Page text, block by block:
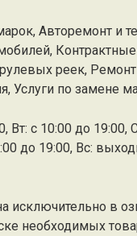
Авторемонт и
реек, Ремонт
Услуги по замене
с 10:00 до 19:00,
до 19:00, Вс:
исключительно в
необходимых